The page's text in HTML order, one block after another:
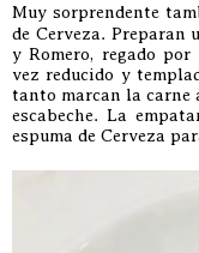
Muy sorprendente
de Cerveza. Preparan
y Romero, regado
vez reducido y
tanto marcan la
escabeche. La
espuma de Cerveza